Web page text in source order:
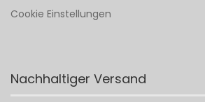
Cookie Einstellungen
Nachhaltiger Versand